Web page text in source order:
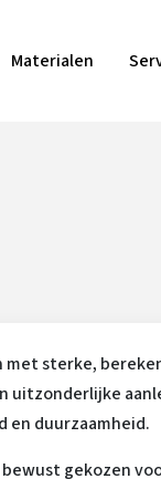
Materialen
sterke,
uitzonderlijke
en duurzaamheid.
gekozen